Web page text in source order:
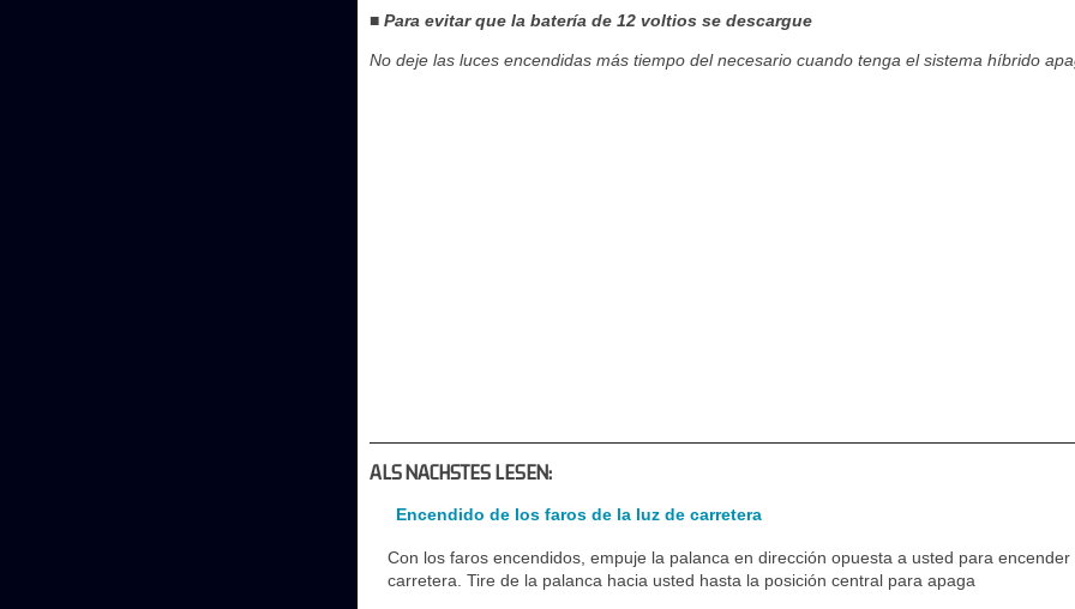
■ Para evitar que la batería de 12 voltios se descargue
No deje las luces encendidas más tiempo del necesario cuando tenga el sistema híbrido
ALS NACHSTES LESEN:
Encendido de los faros de la luz de carretera
Con los faros encendidos, empuje la palanca en dirección opuesta a usted para encender
carretera. Tire de la palanca hacia usted hasta la posición central para apaga